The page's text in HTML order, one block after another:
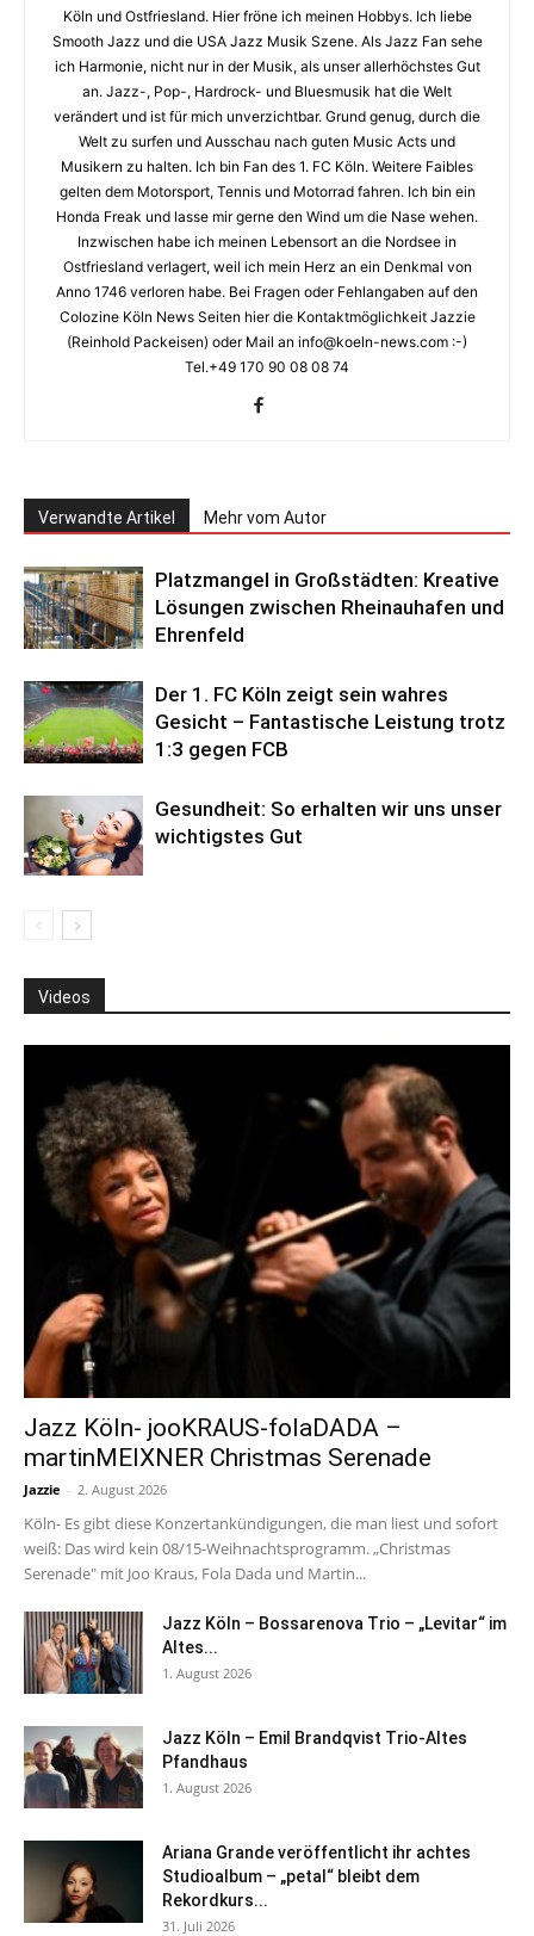
Köln und Ostfriesland. Hier fröne ich meinen Hobbys. Ich liebe
Smooth Jazz und die USA Jazz Musik Szene. Als Jazz Fan sehe
ich Harmonie, nicht nur in der Musik, als unser allerhöchstes Gut
an. Jazz-, Pop-, Hardrock- und Bluesmusik hat die Welt
verändert und ist für mich unverzichtbar. Grund genug, durch die
Welt zu surfen und Ausschau nach guten Music Acts und
Musikern zu halten. Ich bin Fan des 1. FC Köln. Weitere Faibles
gelten dem Motorsport, Tennis und Motorrad fahren. Ich bin ein
Honda Freak und lasse mir gerne den Wind um die Nase wehen.
Inzwischen habe ich meinen Lebensort an die Nordsee in
Ostfriesland verlagert, weil ich mein Herz an ein Denkmal von
Anno 1746 verloren habe. Bei Fragen oder Fehlangaben auf den
Colozine Köln News Seiten hier die Kontaktmöglichkeit Jazzie
(Reinhold Packeisen) oder Mail an info@koeln-news.com :-)
Tel.+49 170 90 08 08 74
Verwandte Artikel Mehr vom Autor
Platzmangel in Großstädten: Kreative
Lösungen zwischen Rheinauhafen und
Ehrenfeld
Der 1. FC Köln zeigt sein wahres
Gesicht – Fantastische Leistung trotz
1:3 gegen FCB
Gesundheit: So erhalten wir uns unser
wichtigstes Gut
Videos
Jazz Köln- jooKRAUS-folaDADA –
martinMEIXNER Christmas Serenade
Jazzie - 2. August 2026
Köln- Es gibt diese Konzertankündigungen, die man liest und sofort
weiß: Das wird kein 08/15-Weihnachtsprogramm. „Christmas
Serenade" mit Joo Kraus, Fola Dada und Martin...
Jazz Köln – Bossarenova Trio – „Levitar“ im
Altes...
1. August 2026
Jazz Köln – Emil Brandqvist Trio-Altes
Pfandhaus
1. August 2026
Ariana Grande veröffentlicht ihr achtes
Studioalbum – „petal“ bleibt dem
Rekordkurs...
31. Juli 2026